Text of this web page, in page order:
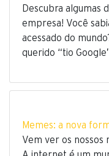
Descubra algumas
empresa! Você
acessado do
querido “tio
Memes: a nova
Vem ver os nossos